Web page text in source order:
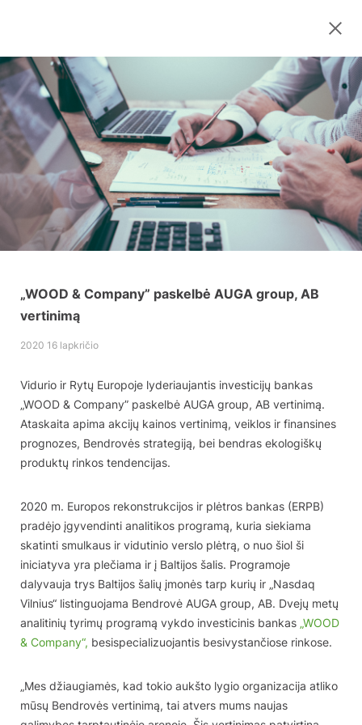
„WOOD & Company” paskelbė AUGA group, AB
vertinimą
2020 16 lapkričio
Vidurio ir Rytų Europoje lyderiaujantis investicijų bankas
„WOOD & Company” paskelbė AUGA group, AB vertinimą.
Ataskaita apima akcijų kainos vertinimą, veiklos ir finansines
prognozes, Bendrovės strategiją, bei bendras ekologiškų
produktų rinkos tendencijas.
2020 m. Europos rekonstrukcijos ir plėtros bankas (ERPB)
pradėjo įgyvendinti analitikos programą, kuria siekiama
skatinti smulkaus ir vidutinio verslo plėtrą, o nuo šiol ši
iniciatyva yra plečiama ir į Baltijos šalis. Programoje
dalyvauja trys Baltijos šalių įmonės tarp kurių ir „Nasdaq
Vilnius“ listinguojama Bendrovė AUGA group, AB. Dvejų metų
analitinių tyrimų programą vykdo investicinis bankas „WOOD
& Company“, besispecializuojantis besivystančiose rinkose.
„Mes džiaugiamės, kad tokio aukšto lygio organizacija atliko
mūsų Bendrovės vertinimą, tai atvers mums naujas